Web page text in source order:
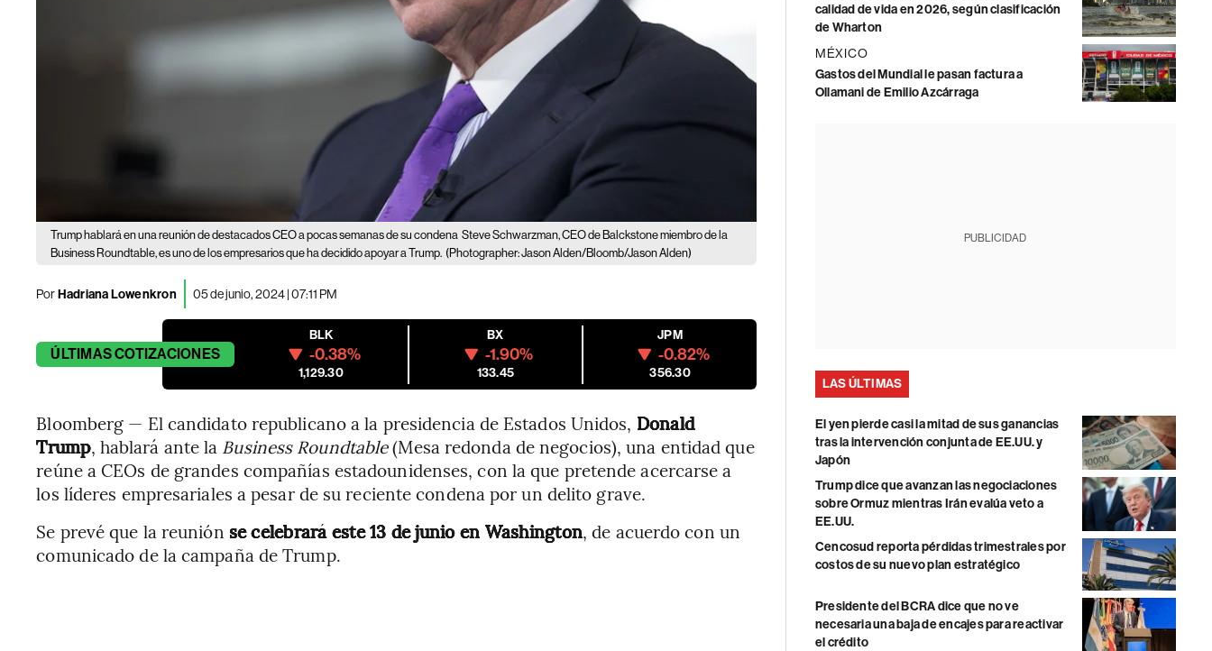
Trump hablará en una reunión de destacados CEO a pocas semanas de su condena Steve Schwarzman, CEO de Balckstone miembro de la
Business Roundtable, es uno de los empresarios que ha decidido apoyar a Trump. (Photographer: Jason Alden/Bloomb/Jason Alden)
PorHadriana Lowenkron 05 de junio, 2024 | 07:11 PM
ÚLTIMASCOTIZACIONES
BLK
-0.38%
1,129.30
BX
-1.90%
133.45
JPM
-0.82%
356.30
Bloomberg — El candidato republicano a la presidencia de Estados Unidos, Donald
Trump, hablará ante la Business Roundtable(Mesa redonda de negocios), una entidad que
reúne a CEOs de grandes compañías estadounidenses, con la que pretende acercarse a
los líderes empresariales a pesar de su reciente condena por un delito grave.
Se prevé que la reunión se celebrará este 13 de junio en Washington, de acuerdo con un
comunicado de la campaña de Trump.
calidad de vida en 2026, según clasificación
de Wharton
MÉXICO
Gastos del Mundial le pasan factura a
Ollamani de Emilio Azcárraga
PUBLICIDAD
LAS ÚLTIMAS
El yen pierde casi la mitad de sus ganancias
tras la intervención conjunta de EE.UU. y
Japón
Trump dice que avanzan las negociaciones
sobre Ormuz mientras Irán evalúa veto a
EE.UU.
Cencosud reporta pérdidas trimestrales por
costos de su nuevo plan estratégico
Presidente del BCRA dice que no ve
necesaria una baja de encajes para reactivar
el crédito